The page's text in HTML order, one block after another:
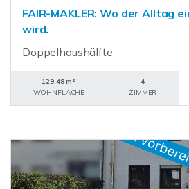
FAIR-MAKLER: Wo der Alltag
wird.
Doppelhaushälfte
129,48 m²
WOHNFLÄCHE
4
ZIMMER